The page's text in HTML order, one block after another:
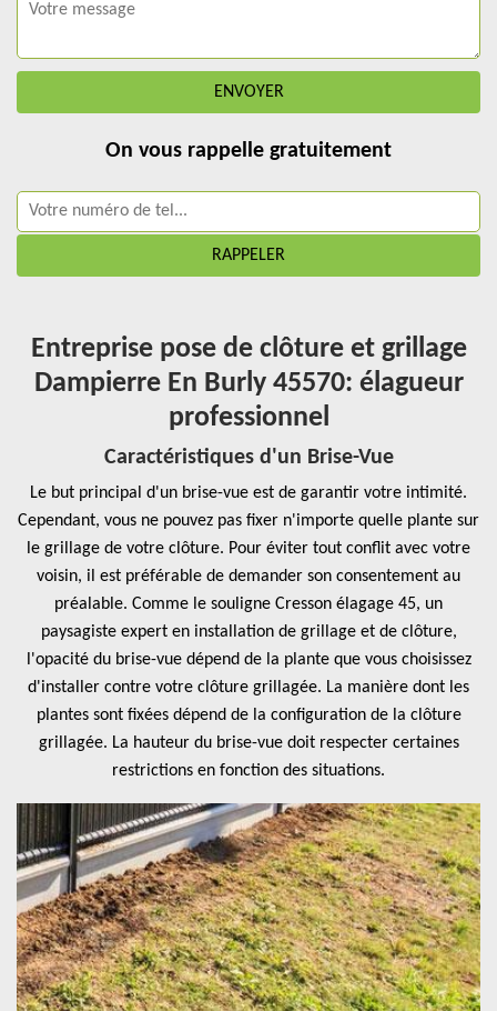
On vous rappelle gratuitement
Entreprise pose de clôture et grillage
Dampierre En Burly 45570: élagueur
professionnel
Caractéristiques d'un Brise-Vue
Le but principal d'un brise-vue est de garantir votre intimité.
Cependant, vous ne pouvez pas fixer n'importe quelle plante sur
le grillage de votre clôture. Pour éviter tout conflit avec votre
voisin, il est préférable de demander son consentement au
préalable. Comme le souligne Cresson élagage 45, un
paysagiste expert en installation de grillage et de clôture,
l'opacité du brise-vue dépend de la plante que vous choisissez
d'installer contre votre clôture grillagée. La manière dont les
plantes sont fixées dépend de la configuration de la clôture
grillagée. La hauteur du brise-vue doit respecter certaines
restrictions en fonction des situations.